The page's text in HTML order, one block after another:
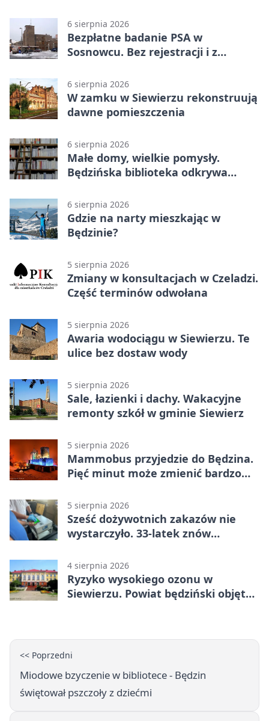
6 sierpnia 2026
Bezpłatne badanie PSA w
Sosnowcu. Bez rejestracji i z
6 sierpnia 2026
W zamku w Siewierzu rekonstruują
dawne pomieszczenia
6 sierpnia 2026
Małe domy, wielkie pomysły.
Będzińska biblioteka odkrywa
6 sierpnia 2026
Gdzie na narty mieszkając w
Będzinie?
5 sierpnia 2026
Zmiany w konsultacjach w Czeladzi.
Część terminów odwołana
5 sierpnia 2026
Awaria wodociągu w Siewierzu. Te
ulice bez dostaw wody
5 sierpnia 2026
Sale, łazienki i dachy. Wakacyjne
remonty szkół w gminie Siewierz
5 sierpnia 2026
Mammobus przyjedzie do Będzina.
Pięć minut może zmienić bardzo
5 sierpnia 2026
Sześć dożywotnich zakazów nie
wystarczyło. 33-latek znów
4 sierpnia 2026
Ryzyko wysokiego ozonu w
Siewierzu. Powiat będziński objęty
<< Poprzedni
Miodowe bzyczenie w bibliotece - Będzin
świętował pszczoły z dziećmi